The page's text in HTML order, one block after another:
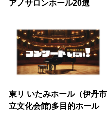
アノサロンホール20選
東リ いたみホール（伊丹市
立文化会館)多目的ホール